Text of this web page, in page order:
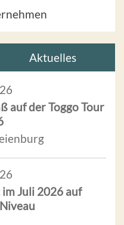
Aktuelles
auf der Toggo Tour
Juli 2026 auf